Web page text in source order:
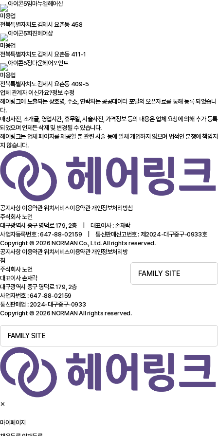
임마누엘헤어샵
미용업
전북특별자치도 김제시 요촌동 458
희진헤어샵
미용업
전북특별자치도 김제시 요촌동 411-1
정다운헤어포인트
미용업
전북특별자치도 김제시 요촌동 409-5
업체 관계자 이신가요?정보 수정
헤어링크에 노출되는 상호명, 주소, 연락처는 공공데이터 포털의 오픈자료를 통해 등록 되었습니
다.
매장사진, 소개글, 영업시간, 휴무일, 시술사진, 가격정보 등의 내용은 업체 요청에 의해 추가 등록
되었으며 언제든 삭제 및 변경될 수 있습니다.
헤어링크는 업체 페이지를 제공할 뿐 관련 시술 등에 일체 개입하지 않으며 법적인 분쟁에 책임지
지 않습니다.
공지사항이용약관위치서비스이용약관개인정보처리방침
주식회사 노먼
대구광역시 중구 명덕로 179, 2층 | 대표이사 : 손재락
사업자등록번호 : 647-88-02159 | 통신판매신고번호 : 제2024-대구중구-0933호
Copyright © 2026 NORMAN Co., Ltd. All rights reserved.
FAMILY SITE
공지사항이용약관위치서비스이용약관개인정보처리방
침
주식회사 노먼
대표이사 손재락
대구광역시 중구 명덕로 179, 2층
사업자번호 : 647-88-02159
통신판매업 : 2024-대구중구-0933
Copyright © 2026 NORMAN All rights reserved.
FAMILY SITE
✕
마이페이지